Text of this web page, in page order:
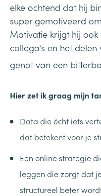
elke ochtend dat hij
super gemotiveerd
Motivatie krijgt hij
collega’s en het
genot van een
Hier zet ik graag mijn
Data die écht iets
dat betekent voor je
Een online strategie
leggen die zorgt dat
structureel beter